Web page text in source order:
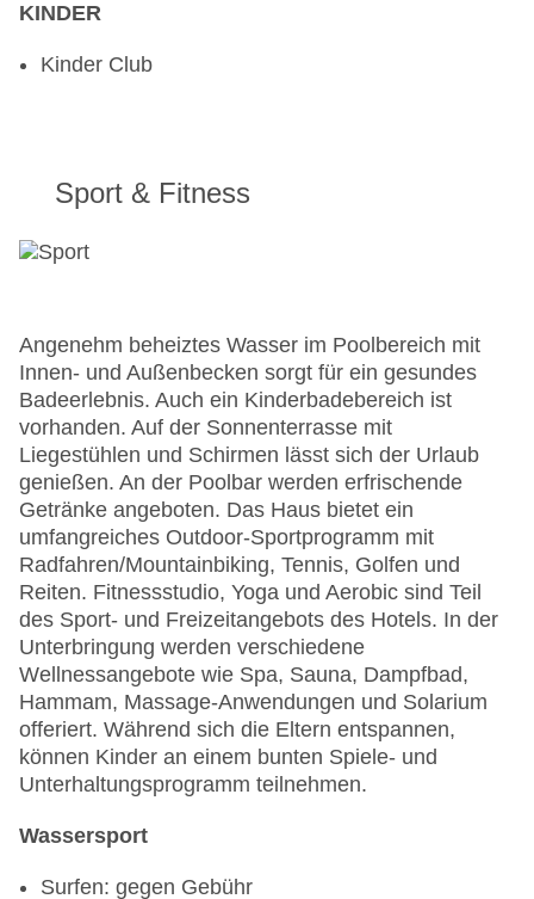
KINDER
Kinder Club
Sport & Fitness
Angenehm beheiztes Wasser im Poolbereich mit
Innen- und Außenbecken sorgt für ein gesundes
Badeerlebnis. Auch ein Kinderbadebereich ist
vorhanden. Auf der Sonnenterrasse mit
Liegestühlen und Schirmen lässt sich der Urlaub
genießen. An der Poolbar werden erfrischende
Getränke angeboten. Das Haus bietet ein
umfangreiches Outdoor-Sportprogramm mit
Radfahren/Mountainbiking, Tennis, Golfen und
Reiten. Fitnessstudio, Yoga und Aerobic sind Teil
des Sport- und Freizeitangebots des Hotels. In der
Unterbringung werden verschiedene
Wellnessangebote wie Spa, Sauna, Dampfbad,
Hammam, Massage-Anwendungen und Solarium
offeriert. Während sich die Eltern entspannen,
können Kinder an einem bunten Spiele- und
Unterhaltungsprogramm teilnehmen.
Wassersport
Surfen: gegen Gebühr